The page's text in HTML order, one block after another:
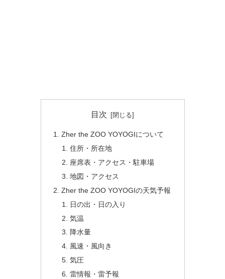
目次
Zher the ZOO YOYOGIについて
住所・所在地
座席表・アクセス・駐車場
地図・アクセス
Zher the ZOO YOYOGIの天気予報
日の出・日の入り
気温
降水量
風速・風向き
気圧
雷情報・雷予報